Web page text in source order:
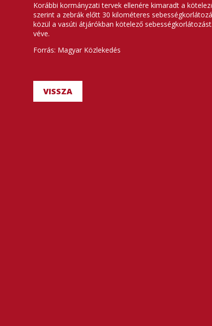
Korábbi kormányzati tervek ellenére kimaradt a
szerint a zebrák előtt 30 kilométeres
közül a vasúti átjárókban kötelező
véve.
Forrás: Magyar Közlekedés
VISSZA